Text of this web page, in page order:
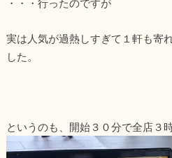
・・・行ったのですが
実は人気が過熱しすぎて１軒も寄
した。
というのも、開始３０分で全店３